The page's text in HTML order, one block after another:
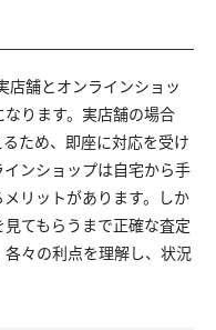
店舗とオンラインショッ
ります。実店舗の場合
ため、即座に対応を受け
ンショップは自宅から手
リットがあります。しか
てもらうまで正確な査定
々の利点を理解し、状況